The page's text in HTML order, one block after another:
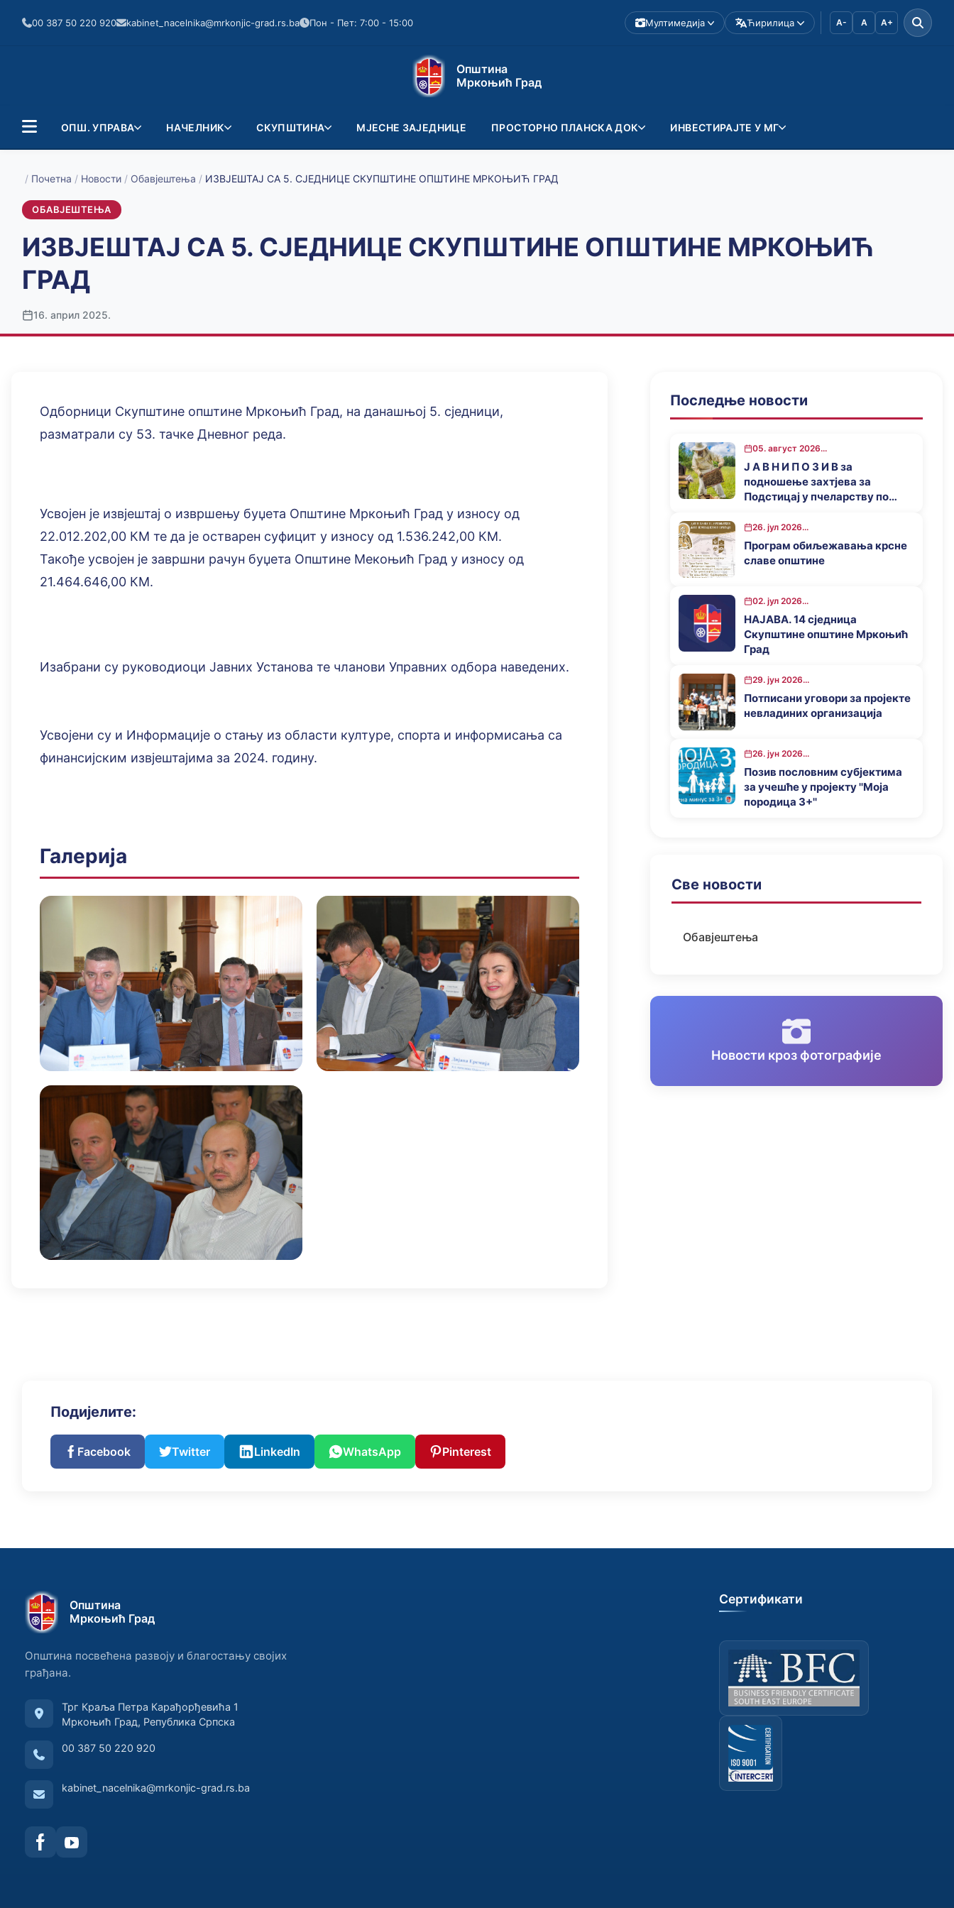
00 387 50 220 920 kabinet_nacelnika@mrkonjic-grad.rs.ba Пон - Пет: 7:00 - 15:00 Мултимедија Ћирилица A- A A+
Општина
Мркоњић Град
ОПШ. УПРАВА НАЧЕЛНИК СКУПШТИНА МЈЕСНЕ ЗАЈЕДНИЦЕ ПРОСТОРНО ПЛАНСКА ДОК ИНВЕСТИРАЈТЕ У МГ
/ Почетна / Новости / Обавјештења / ИЗВЈЕШТАЈ СА 5. СЈЕДНИЦЕ СКУПШТИНЕ ОПШТИНЕ МРКОЊИЋ ГРАД
ОБАВЈЕШТЕЊА
ИЗВЈЕШТАЈ СА 5. СЈЕДНИЦЕ СКУПШТИНЕ ОПШТИНЕ МРКОЊИЋ
ГРАД
16. април 2025.
Одборници Скупштине општине Мркоњић Град, на данашњој 5. сједници,
разматрали су 53. тачке Дневног реда.
Усвојен је извјештај о извршењу буџета Општине Мркоњић Град у износу од
22.012.202,00 КМ те да је остварен суфицит у износу од 1.536.242,00 КМ.
Такође усвојен је завршни рачун буџета Општине Мекоњић Град у износу од
21.464.646,00 КМ.
Изабрани су руководиоци Јавних Установа те чланови Управних одбора наведених.
Усвојени су и Информације о стању из области културе, спорта и информисања са
финансијским извјештајима за 2024. годину.
Галерија
Последње новости
05. август 2026...
Ј А В Н И П О З И В за
подношење захтјева за
Подстицај у пчеларству по
привредног развоја општине
Мркоњић Град у 2026. години
26. јул 2026...
Програм обиљежавања крсне
славе општине
02. јул 2026...
НАЈАВА. 14 сједница
Скупштине општине Мркоњић
Град
29. јун 2026...
Потписани уговори за пројекте
невладиних организација
26. јун 2026...
Позив пословним субјектима
за учешће у пројекту ''Моја
породица 3+''
Све новости
Обавјештења
Новости кроз фотографије
Подијелите:
Facebook Twitter LinkedIn WhatsApp Pinterest
Општина
Мркоњић Град
Општина посвећена развоју и благостању својих
грађана.
Трг Краља Петра Карађорђевића 1
Мркоњић Град, Република Српска
00 387 50 220 920
kabinet_nacelnika@mrkonjic-grad.rs.ba
Сертификати